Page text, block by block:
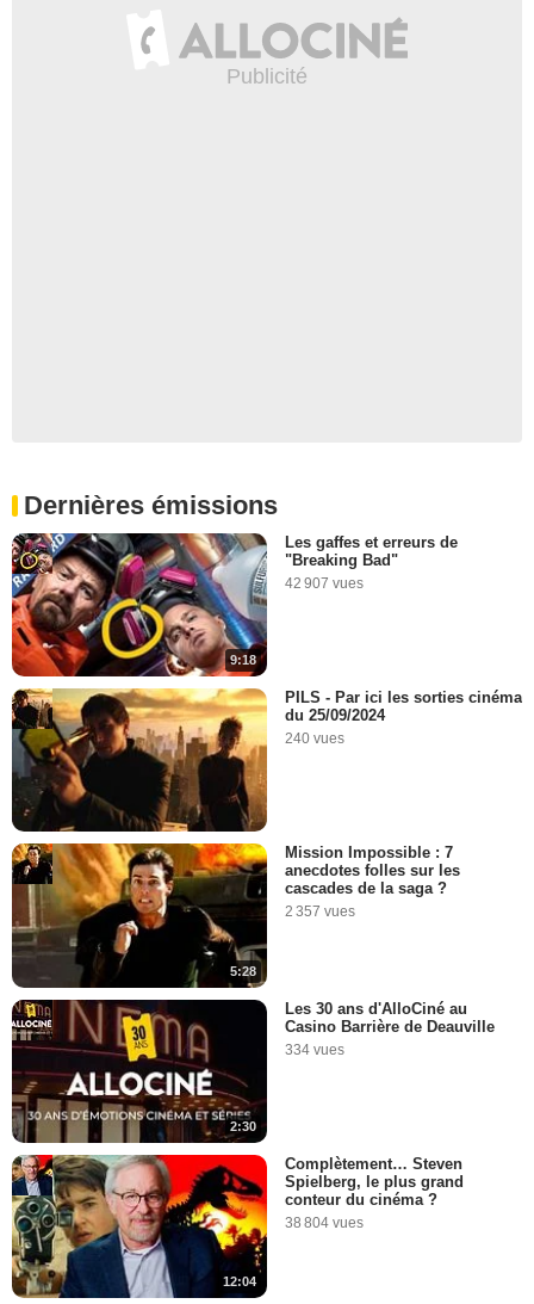
Dernières émissions
9:18
Les gaffes et erreurs de
"Breaking Bad"
42 907 vues
PILS - Par ici les sorties cinéma
du 25/09/2024
240 vues
5:28
Mission Impossible : 7
anecdotes folles sur les
cascades de la saga ?
2 357 vues
2:30
Les 30 ans d'AlloCiné au
Casino Barrière de Deauville
334 vues
12:04
Complètement… Steven
Spielberg, le plus grand
conteur du cinéma ?
38 804 vues